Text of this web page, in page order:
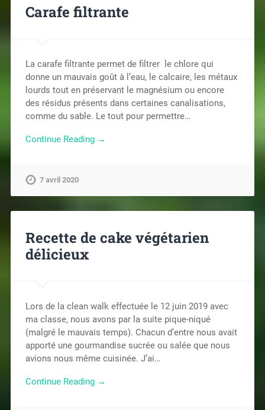
Carafe filtrante
La carafe filtrante permet de filtrer le chlore qui
donne un mauvais goût à l’eau, le calcaire, les métaux
lourds tout en préservant le magnésium ou encore
des résidus présents dans certaines canalisations,
comme du sable. Le tout pour permettre…
Continue Reading →
7 avril 2020
Recette de cake végétarien
délicieux
Lors de la clean walk effectuée le 12 juin 2019 avec
ma classe, nous avons par la suite pique-niqué
(malgré le mauvais temps). Chacun d’entre nous avait
apporté une gourmandise sucrée ou salée que nous
avions nous même cuisinée. J’ai…
Continue Reading →